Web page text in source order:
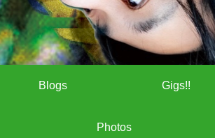
Blogs Gigs!!
Photos